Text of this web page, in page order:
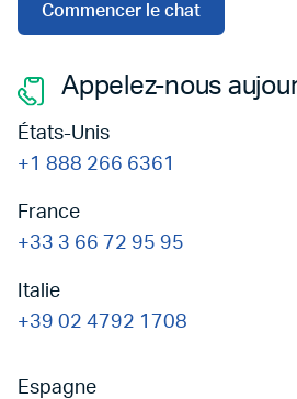
Commencer le chat
Appelez-nous
États-Unis
+1 888 266 6361
France
+33 3 66 72 95 95
Italie
+39 02 4792 1708
Espagne